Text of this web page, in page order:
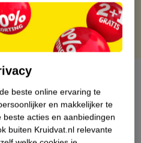
beste online ervaring te
en makkelijker te
acties en aanbiedingen
buiten Kruidvat.nl relevante